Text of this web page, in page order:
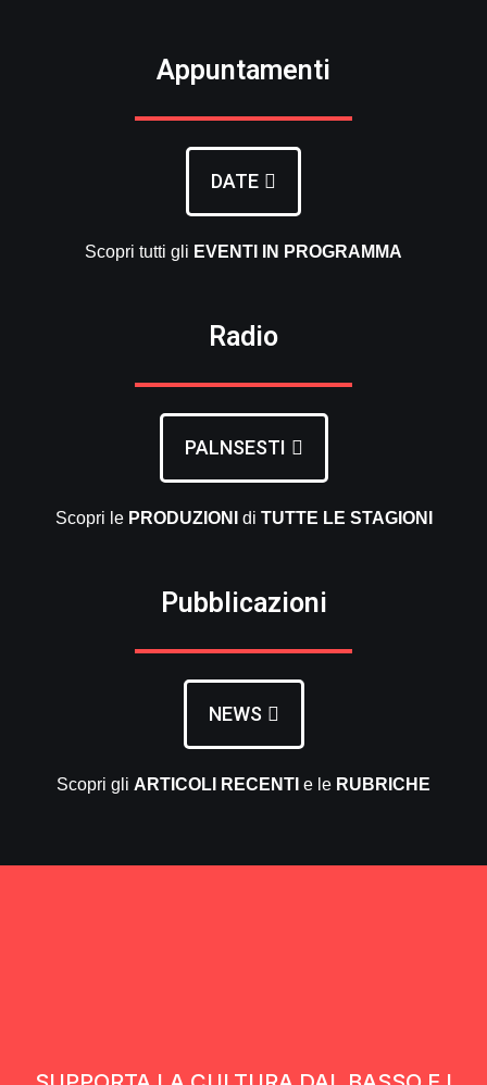
Appuntamenti
DATE
Scopri tutti gli EVENTI IN PROGRAMMA
Radio
PALNSESTI
Scopri le PRODUZIONI di TUTTE LE STAGIONI
Pubblicazioni
NEWS
Scopri gli ARTICOLI RECENTI e le RUBRICHE